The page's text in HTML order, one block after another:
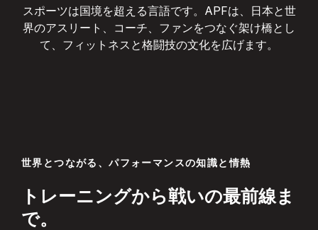
スポーツは国境を超える言語です。APFは、日本と世
界のアスリート、コーチ、ファンをつなぐ架け橋とし
て、フィットネスと格闘技の文化を広げます。
世界とつながる、パフォーマンスの知識と情熱
トレーニングから戦いの最前線ま
で。